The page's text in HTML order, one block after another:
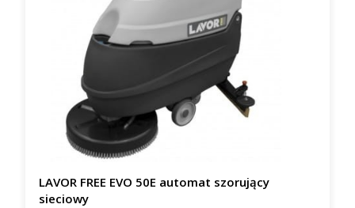
LAVOR FREE EVO 50E automat szorujący
sieciowy